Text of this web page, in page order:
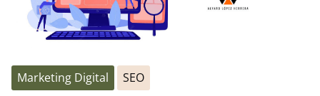
Marketing Digital SEO